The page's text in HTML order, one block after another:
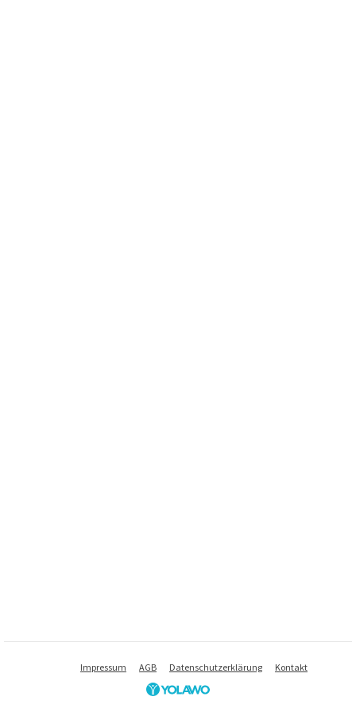
Impressum AGB Datenschutzerklärung Kontakt